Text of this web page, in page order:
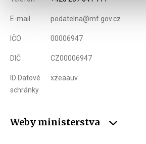
E-mail podatelna@mf.gov.cz
IČO 00006947
DIČ CZ00006947
ID Datové
schránky
xzeaauv
Weby ministerstva